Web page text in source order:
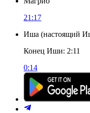
21:17
Иша (настоящий
Конец Иши: 2:11
0:14